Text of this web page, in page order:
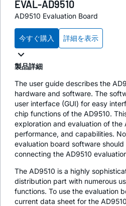
EVAL-AD9510
AD9510 Evaluation Board
今すぐ購入 詳細を表示
製品詳細
The user guide describes the
hardware and software. The
user interface (GUI) for easy
chip functions of the AD9510.
exploration and evaluation of the
performance, and capabilities.
evaluation board software
connecting the AD9510
The AD9510 is a highly
distribution part with numerous
functions. To use the evaluation
current data sheet for the